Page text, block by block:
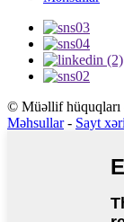
© Müəllif hüquqları
Məhsullar- Sayt